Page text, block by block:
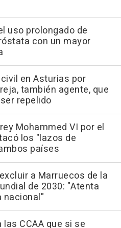
uso prolongado de
con un mayor
en Asturias por
también agente, que
repelido
Mohammed VI por el
los "lazos de
países
a Marruecos de la
de 2030: "Atenta
nacional"
las CCAA que si se